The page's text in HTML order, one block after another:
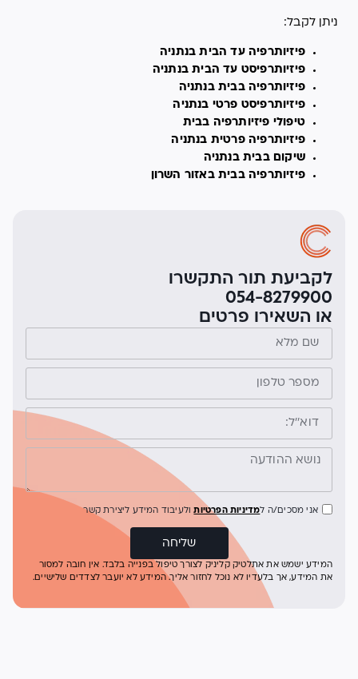
ניתן לקבל:
פיזיותרפיה עד הבית בנתניה
פיזיותרפיסט עד הבית בנתניה
פיזיותרפיה בבית בנתניה
פיזיותרפיסט פרטי בנתניה
טיפולי פיזיותרפיה בבית
פיזיותרפיה פרטית בנתניה
שיקום בבית בנתניה
פיזיותרפיה בבית באזור השרון
לקביעת תור התקשרו
054-8279900
או השאירו פרטים
אני מסכים/ה למדיניות הפרטיותולעיבוד המידע ליצירת קשר
שליחה
המידע ישמש את אתלטיק קליניק לצורך טיפול בפנייה בלבד. אין חובה למסור
את המידע, אך בלעדיו לא נוכל לחזור אליך. המידע לא יועבר לצדדים שלישיים.